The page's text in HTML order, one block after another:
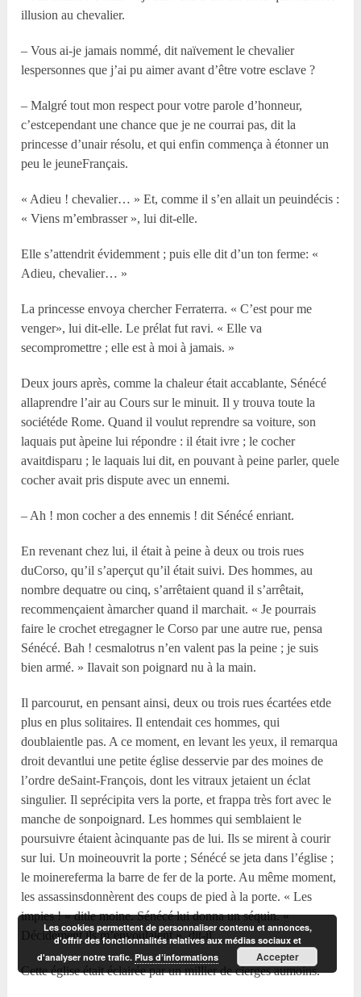
illusion au chevalier.
– Vous ai-je jamais nommé, dit naïvement le chevalier
lespersonnes que j’ai pu aimer avant d’être votre esclave ?
– Malgré tout mon respect pour votre parole d’honneur,
c’estcependant une chance que je ne courrai pas, dit la
princesse d’unair résolu, et qui enfin commença à étonner un
peu le jeuneFrançais.
« Adieu ! chevalier… » Et, comme il s’en allait un peuindécis :
« Viens m’embrasser », lui dit-elle.
Elle s’attendrit évidemment ; puis elle dit d’un ton ferme: «
Adieu, chevalier… »
La princesse envoya chercher Ferraterra. « C’est pour me
venger», lui dit-elle. Le prélat fut ravi. « Elle va
secompromettre ; elle est à moi à jamais. »
Deux jours après, comme la chaleur était accablante, Sénécé
allaprendre l’air au Cours sur le minuit. Il y trouva toute la
sociétéde Rome. Quand il voulut reprendre sa voiture, son
laquais put àpeine lui répondre : il était ivre ; le cocher
avaitdisparu ; le laquais lui dit, en pouvant à peine parler, quele
cocher avait pris dispute avec un ennemi.
– Ah ! mon cocher a des ennemis ! dit Sénécé enriant.
En revenant chez lui, il était à peine à deux ou trois rues
duCorso, qu’il s’aperçut qu’il était suivi. Des hommes, au
nombre dequatre ou cinq, s’arrêtaient quand il s’arrêtait,
recommençaient àmarcher quand il marchait. « Je pourrais
faire le crochet etregagner le Corso par une autre rue, pensa
Sénécé. Bah ! cesmalotrus n’en valent pas la peine ; je suis
bien armé. » Ilavait son poignard nu à la main.
Il parcourut, en pensant ainsi, deux ou trois rues écartées etde
plus en plus solitaires. Il entendait ces hommes, qui
doublaientle pas. A ce moment, en levant les yeux, il remarqua
droit devantlui une petite église desservie par des moines de
l’ordre deSaint-François, dont les vitraux jetaient un éclat
singulier. Il seprécipita vers la porte, et frappa très fort avec le
manche de sonpoignard. Les hommes qui semblaient le
poursuivre étaient àcinquante pas de lui. Ils se mirent à courir
sur lui. Un moineouvrit la porte ; Sénécé se jeta dans l’église ;
le moinereferma la barre de fer de la porte. Au même moment,
les assassinsdonnèrent des coups de pied à la porte. « Les
impies ! » ditle moine. Sénécé lui donna un séquin. «
Décidément ils m’envoulaient », dit-il.
Cette église était éclairée par un millier de cierges aumoins.
Les cookies permettent de personnaliser contenu et annonces,
d'offrir des fonctionnalités relatives aux médias sociaux et
d'analyser notre trafic.Plus d’informations Accepter